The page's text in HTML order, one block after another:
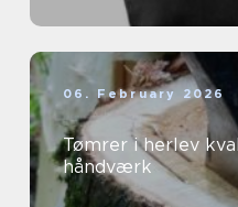
06. February 2026
Tømrer i herlev kvalitet, funktion og godt
håndværk